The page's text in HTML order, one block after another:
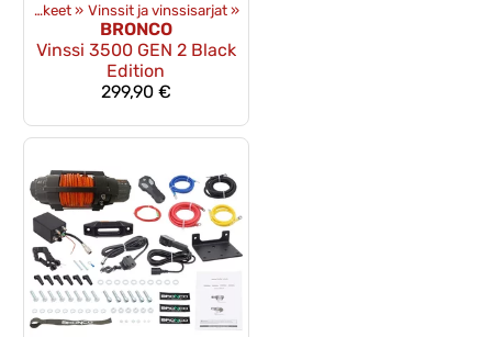
Vinssit ja -tarvikkeet ‪» Vinssit ja vinssisarjat ‪»
BRONCO
Vinssi 3500 GEN 2 Black
Edition
299,90 €